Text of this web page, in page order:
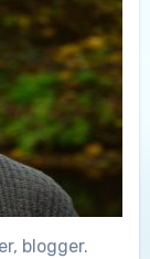
blogger.